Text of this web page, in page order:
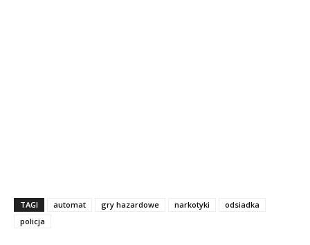
TAGI automat gry hazardowe narkotyki
odsiadka
policja